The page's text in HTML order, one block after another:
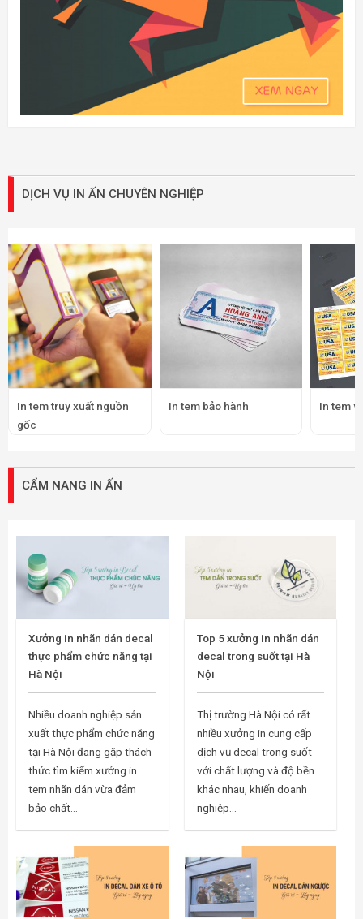
DỊCH VỤ IN ẤN CHUYÊN NGHIỆP
In tem truy xuất nguồn
gốc
In tem bảo hành In tem
CẨM NANG IN ẤN
Xưởng in nhãn dán decal
thực phẩm chức năng tại
Hà Nội
Nhiều doanh nghiệp sản
xuất thực phẩm chức năng
tại Hà Nội đang gặp thách
thức tìm kiếm xưởng in
tem nhãn dán vừa đảm
bảo chất...
Top 5 xưởng in nhãn dán
decal trong suốt tại Hà
Nội
Thị trường Hà Nội có rất
nhiều xưởng in cung cấp
dịch vụ decal trong suốt
với chất lượng và độ bền
khác nhau, khiến doanh
nghiệp...